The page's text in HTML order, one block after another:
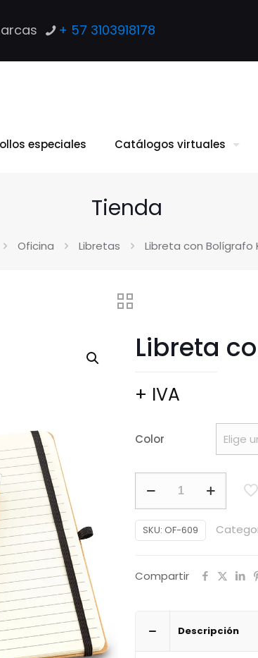
+ 57 3103918178
especiales Catálogos virtuales
Tienda
Oficina Libretas Libreta con Bolígrafo
Libreta
+ IVA
Color
Bolígrafo
Kellen
SKU: OF-609
Compartir
Descripción